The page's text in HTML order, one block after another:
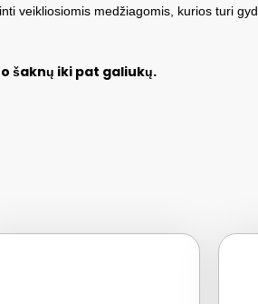
veikliosiomis medžiagomis, kurios turi
šaknų iki pat galiukų.